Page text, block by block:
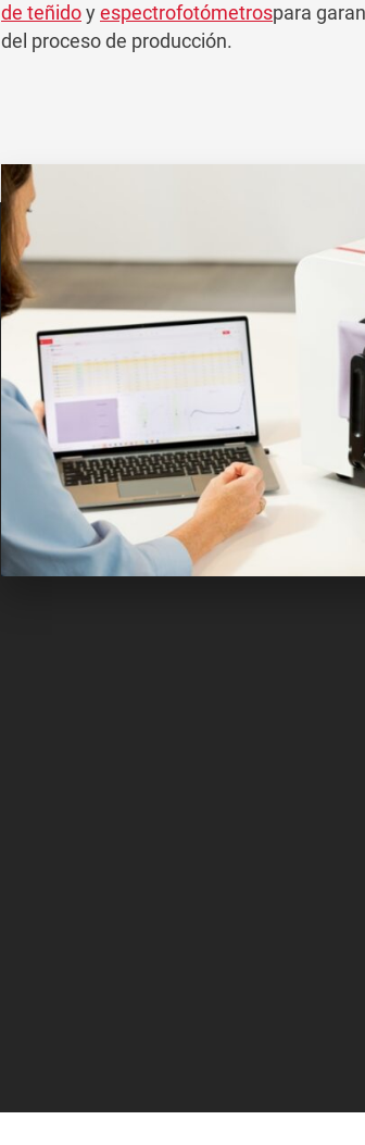
de teñidoyespectrofotómetrospara
del proceso de producción.